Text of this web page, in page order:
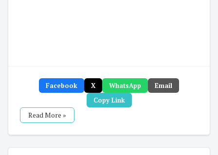
Facebook X WhatsApp
Email
Copy Link
Read More »